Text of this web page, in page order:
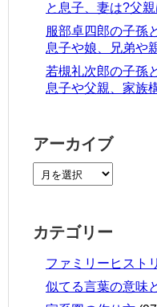
と息子、妻は?父
服部卓四郎の子孫
息子や娘、兄弟や
若槻礼次郎の子孫
息子や父親、家族
アーカイブ
カテゴリー
ファミリーヒスト
似てる言葉の意味